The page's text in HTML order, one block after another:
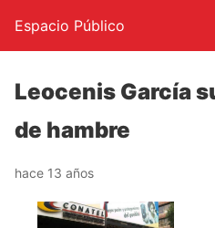
Espacio Público
Leocenis García
de hambre
hace 13 años